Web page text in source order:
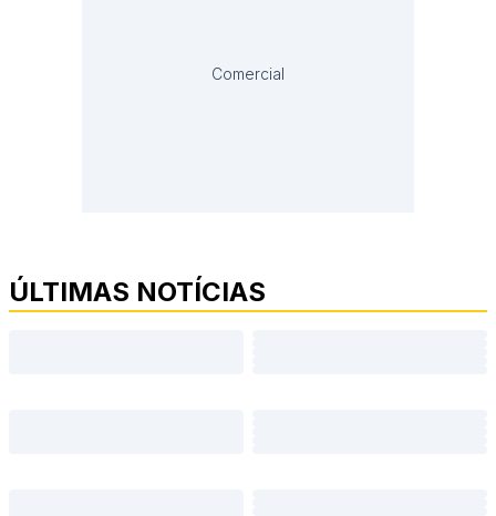
Comercial
ÚLTIMAS NOTÍCIAS